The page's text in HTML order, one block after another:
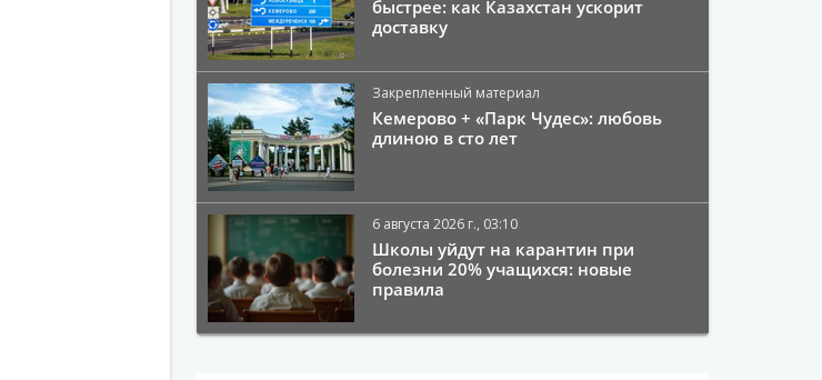
быстрее: как Казахстан ускорит
доставку
Закрепленный материал
Кемерово + «Парк Чудес»: любовь
длиною в сто лет
6 августа 2026 г., 03:10
Школы уйдут на карантин при
болезни 20% учащихся: новые
правила